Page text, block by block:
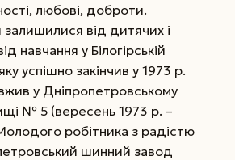
любові, доброти.
від дитячих і
навчання у Білогірській
успішно закінчив у 1973 р.
у Дніпропетровському
№ 5 (вересень 1973 р. –
робітника з радістю
шинний завод